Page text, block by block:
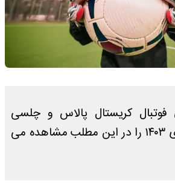
کریستال پالاس و چلسی
امشب شنبه ۱۵ دی ۱۴۰۳ را در این مطلب مشاهده می